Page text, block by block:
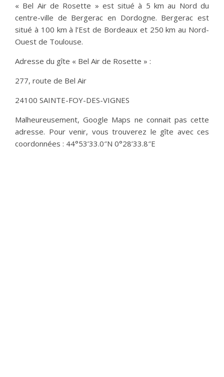
« Bel Air de Rosette » est situé à 5 km au Nord du
centre-ville de Bergerac en Dordogne. Bergerac est
situé à 100 km à l’Est de Bordeaux et 250 km au Nord-
Ouest de Toulouse.
Adresse du gîte « Bel Air de Rosette » :
277, route de Bel Air
24100 SAINTE-FOY-DES-VIGNES
Malheureusement, Google Maps ne connait pas cette
adresse. Pour venir, vous trouverez le gîte avec ces
coordonnées : 44°53’33.0″N 0°28’33.8″E